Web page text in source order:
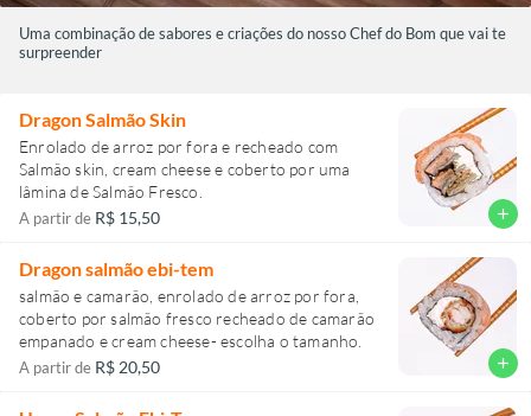
Uma combinação de sabores e criações do nosso Chef do Bom que vai te
surpreender
Dragon Salmão Skin
Enrolado de arroz por fora e recheado com
Salmão skin, cream cheese e coberto por uma
lâmina de Salmão Fresco.
A partir de R$ 15,50 add
Dragon salmão ebi-tem
salmão e camarão, enrolado de arroz por fora,
coberto por salmão fresco recheado de camarão
empanado e cream cheese- escolha o tamanho.
A partir de R$ 20,50 add